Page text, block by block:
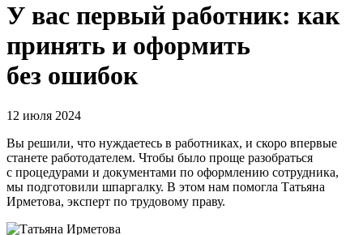
У вас первый работник: как
принять и оформить
без ошибок
12 июля 2024
Вы решили, что нуждаетесь в работниках, и скоро впервые
станете работодателем. Чтобы было проще разобраться
с процедурами и документами по оформлению сотрудника,
мы подготовили шпаргалку. В этом нам помогла Татьяна
Ирметова, эксперт по трудовому праву.